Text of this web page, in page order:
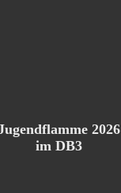
2026
im DB3